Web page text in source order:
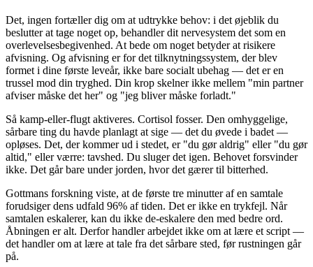
Det, ingen fortæller dig om at udtrykke behov: i det øjeblik du
beslutter at tage noget op, behandler dit nervesystem det som en
overlevelsesbegivenhed. At bede om noget betyder at risikere
afvisning. Og afvisning er for det tilknytningssystem, der blev
formet i dine første leveår, ikke bare socialt ubehag — det er en
trussel mod din tryghed. Din krop skelner ikke mellem "min partner
afviser måske det her" og "jeg bliver måske forladt."
Så kamp-eller-flugt aktiveres. Cortisol fosser. Den omhyggelige,
sårbare ting du havde planlagt at sige — det du øvede i badet —
opløses. Det, der kommer ud i stedet, er "du gør aldrig" eller "du gør
altid," eller værre: tavshed. Du sluger det igen. Behovet forsvinder
ikke. Det går bare under jorden, hvor det gærer til bitterhed.
Gottmans forskning viste, at de første tre minutter af en samtale
forudsiger dens udfald 96% af tiden. Det er ikke en trykfejl. Når
samtalen eskalerer, kan du ikke de-eskalere den med bedre ord.
Åbningen er alt. Derfor handler arbejdet ikke om at lære et script —
det handler om at lære at tale fra det sårbare sted, før rustningen går
på.